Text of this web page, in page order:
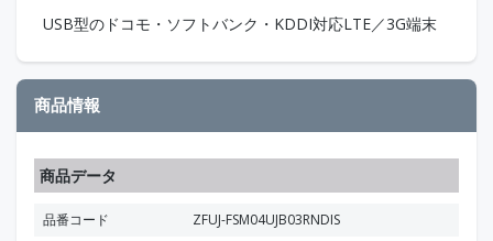
USB型のドコモ・ソフトバンク・KDDI対応LTE／3G端末
商品情報
商品データ
品番コード
ZFUJ-FSM04UJB03RNDIS